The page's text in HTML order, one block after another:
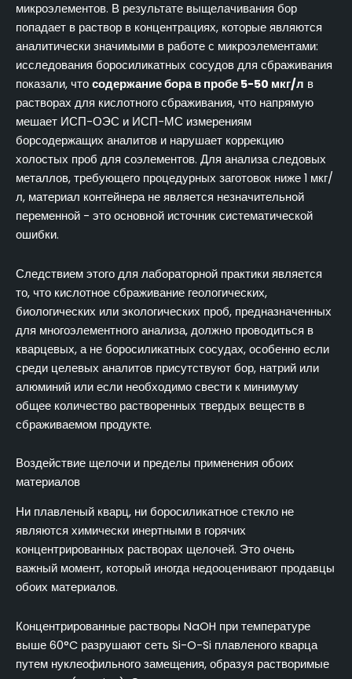
микроэлементов. В результате выщелачивания бор
попадает в раствор в концентрациях, которые являются
аналитически значимыми в работе с микроэлементами:
исследования боросиликатных сосудов для сбраживания
показали, что содержание бора в пробе 5-50 мкг/л в
растворах для кислотного сбраживания, что напрямую
мешает ИСП-ОЭС и ИСП-МС измерениям
борсодержащих аналитов и нарушает коррекцию
холостых проб для соэлементов. Для анализа следовых
металлов, требующего процедурных заготовок ниже 1 мкг/
л, материал контейнера не является незначительной
переменной - это основной источник систематической
ошибки.
Следствием этого для лабораторной практики является
то, что кислотное сбраживание геологических,
биологических или экологических проб, предназначенных
для многоэлементного анализа, должно проводиться в
кварцевых, а не боросиликатных сосудах, особенно если
среди целевых аналитов присутствуют бор, натрий или
алюминий или если необходимо свести к минимуму
общее количество растворенных твердых веществ в
сбраживаемом продукте.
Воздействие щелочи и пределы применения обоих
материалов
Ни плавленый кварц, ни боросиликатное стекло не
являются химически инертными в горячих
концентрированных растворах щелочей. Это очень
важный момент, который иногда недооценивают продавцы
обоих материалов.
Концентрированные растворы NaOH при температуре
выше 60°C разрушают сеть Si-O-Si плавленого кварца
путем нуклеофильного замещения, образуя растворимые